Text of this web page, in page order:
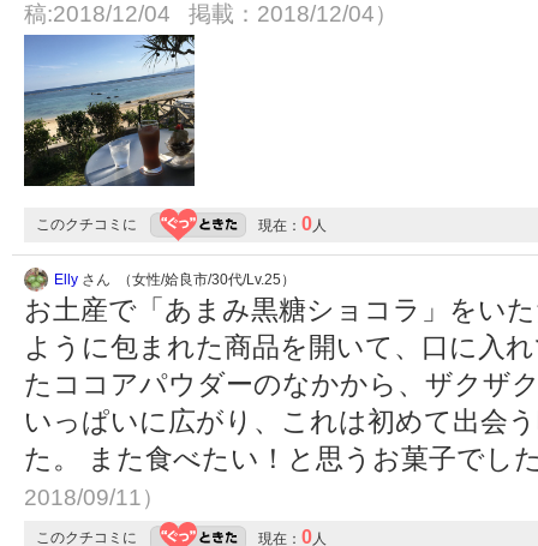
稿:2018/12/04 掲載：2018/12/04）
このクチコミに 現在： 0人
Elly さん （女性/姶良市/30代/Lv.25）
お土産で「あまみ黒糖ショコラ」をい
ように包まれた商品を開いて、口に入
たココアパウダーのなかから、ザクザ
いっぱいに広がり、これは初めて出会
た。 また食べたい！と思うお菓子でし
2018/09/11）
このクチコミに 現在： 0人